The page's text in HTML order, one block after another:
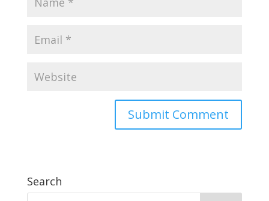
Search